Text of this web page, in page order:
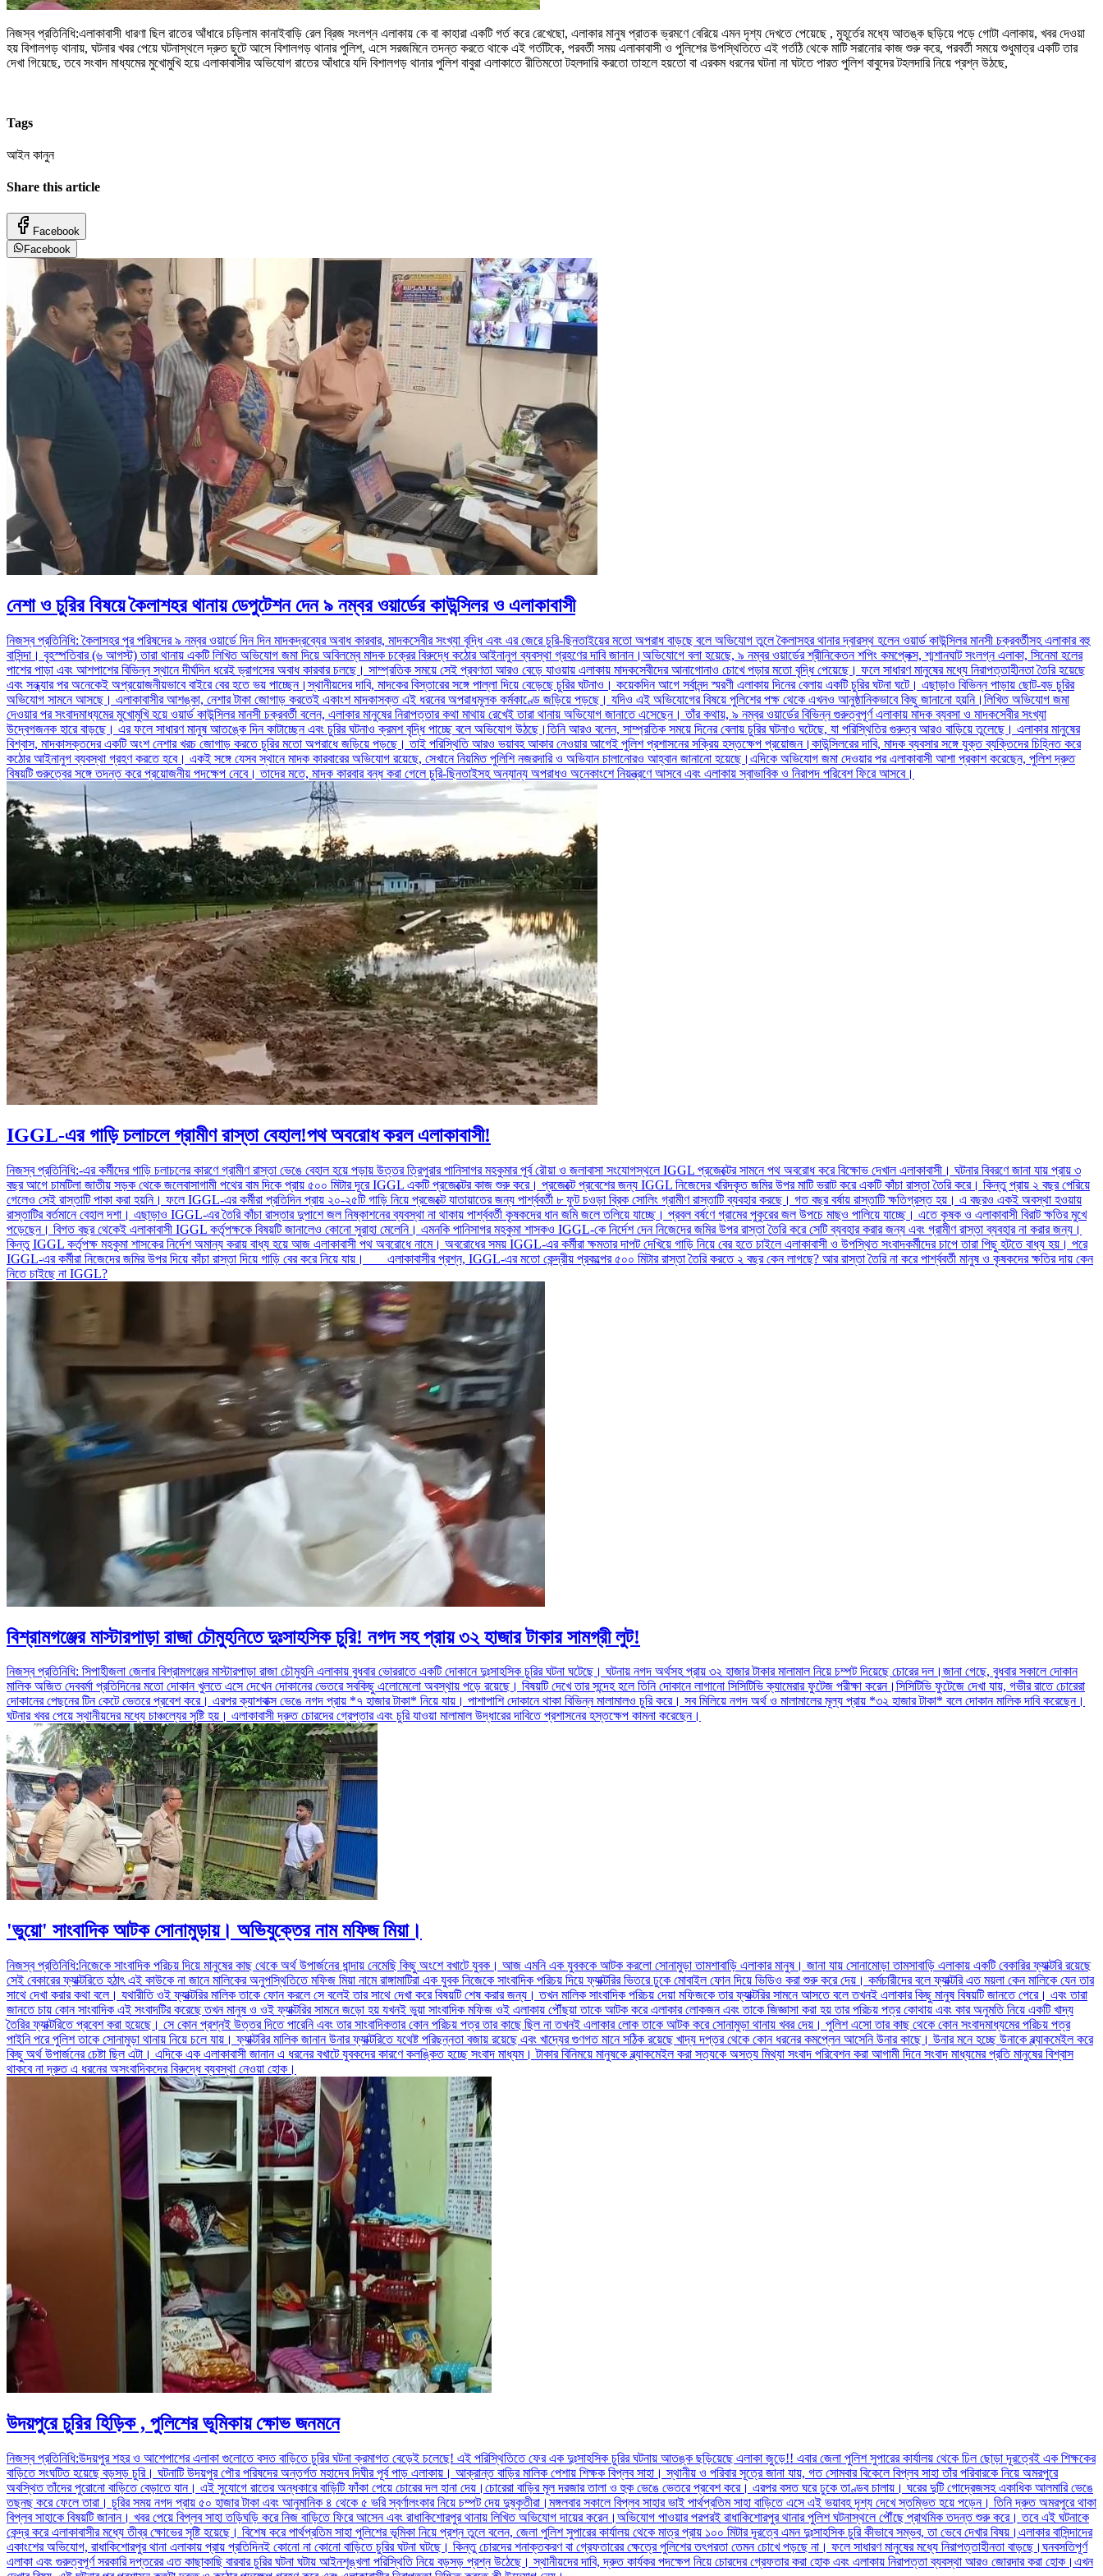
নিজস্ব প্রতিনিধি:এলাকাবাসী ধারণা ছিল রাতের আঁধারে চড়িলাম কানাইবাড়ি রেল ব্রিজ সংলগ্ন এলাকায় কে বা কাহারা একটি গর্ত করে রেখেছো, এলাকার মানুষ প্রাতক ভ্রমণে বেরিয়ে এমন দৃশ্য দেখতে পেয়েছে , মুহূর্তের মধ্যে আতঙ্ক ছড়িয়ে পড়ে গোটা এলাকায়, খবর দেওয়া
হয় বিশালগড় থানায়, ঘটনার খবর পেয়ে ঘটনাস্থলে দ্রুত ছুটে আসে বিশালগড় থানার পুলিশ, এসে সরজমিনে তদন্ত করতে থাকে এই গর্তটিকে, পরবর্তী সময় এলাকাবাসী ও পুলিশের উপস্থিতিতে এই গর্তঠি থেকে মাটি সরানোর কাজ শুরু করে, পরবর্তী সময়ে শুধুমাত্র একটি তার
দেখা গিয়েছে, তবে সংবাদ মাধ্যমের মুখোমুখি হয়ে এলাকাবাসীর অভিযোগ রাতের আঁধারে যদি বিশালগড় থানার পুলিশ বাবুরা এলাকাতে রীতিমতো টহলদারি করতো তাহলে হয়তো বা এরকম ধরনের ঘটনা না ঘটতে পারত পুলিশ বাবুদের টহলদারি নিয়ে প্রশ্ন উঠছে,
Tags
আইন কানুন
Share this article
Facebook
Facebook
নেশা ও চুরির বিষয়ে কৈলাশহর থানায় ডেপুটেশন দেন ৯ নম্বর ওয়ার্ডের কাউন্সিলর ও এলাকাবাসী
নিজস্ব প্রতিনিধি: কৈলাসহর পুর পরিষদের ৯ নম্বর ওয়ার্ডে দিন দিন মাদকদ্রব্যের অবাধ কারবার, মাদকসেবীর সংখ্যা বৃদ্ধি এবং এর জেরে চুরি-ছিনতাইয়ের মতো অপরাধ বাড়ছে বলে অভিযোগ তুলে কৈলাসহর থানার দ্বারস্থ হলেন ওয়ার্ড কাউন্সিলর মানসী চক্রবর্তীসহ এলাকার বহু
বাসিন্দা। বৃহস্পতিবার (৬ আগস্ট) তারা থানায় একটি লিখিত অভিযোগ জমা দিয়ে অবিলম্বে মাদক চক্রের বিরুদ্ধে কঠোর আইনানুগ ব্যবস্থা গ্রহণের দাবি জানান।অভিযোগে বলা হয়েছে, ৯ নম্বর ওয়ার্ডের শ্রীনিকেতন শপিং কমপ্লেক্স, শ্মশানঘাট সংলগ্ন এলাকা, সিনেমা হলের
পাশের পাড়া এবং আশপাশের বিভিন্ন স্থানে দীর্ঘদিন ধরেই ড্রাগসের অবাধ কারবার চলছে। সাম্প্রতিক সময়ে সেই প্রবণতা আরও বেড়ে যাওয়ায় এলাকায় মাদকসেবীদের আনাগোনাও চোখে পড়ার মতো বৃদ্ধি পেয়েছে। ফলে সাধারণ মানুষের মধ্যে নিরাপত্তাহীনতা তৈরি হয়েছে
এবং সন্ধ্যার পর অনেকেই অপ্রয়োজনীয়ভাবে বাইরে বের হতে ভয় পাচ্ছেন।স্থানীয়দের দাবি, মাদকের বিস্তারের সঙ্গে পাল্লা দিয়ে বেড়েছে চুরির ঘটনাও। কয়েকদিন আগে সর্বানন্দ স্মরণী এলাকায় দিনের বেলায় একটি চুরির ঘটনা ঘটে। এছাড়াও বিভিন্ন পাড়ায় ছোট-বড় চুরির
অভিযোগ সামনে আসছে। এলাকাবাসীর আশঙ্কা, নেশার টাকা জোগাড় করতেই একাংশ মাদকাসক্ত এই ধরনের অপরাধমূলক কর্মকাণ্ডে জড়িয়ে পড়ছে। যদিও এই অভিযোগের বিষয়ে পুলিশের পক্ষ থেকে এখনও আনুষ্ঠানিকভাবে কিছু জানানো হয়নি।লিখিত অভিযোগ জমা
দেওয়ার পর সংবাদমাধ্যমের মুখোমুখি হয়ে ওয়ার্ড কাউন্সিলর মানসী চক্রবর্তী বলেন, এলাকার মানুষের নিরাপত্তার কথা মাথায় রেখেই তারা থানায় অভিযোগ জানাতে এসেছেন। তাঁর কথায়, ৯ নম্বর ওয়ার্ডের বিভিন্ন গুরুত্বপূর্ণ এলাকায় মাদক ব্যবসা ও মাদকসেবীর সংখ্যা
উদ্বেগজনক হারে বাড়ছে। এর ফলে সাধারণ মানুষ আতঙ্কে দিন কাটাচ্ছেন এবং চুরির ঘটনাও ক্রমশ বৃদ্ধি পাচ্ছে বলে অভিযোগ উঠছে।তিনি আরও বলেন, সাম্প্রতিক সময়ে দিনের বেলায় চুরির ঘটনাও ঘটেছে, যা পরিস্থিতির গুরুত্ব আরও বাড়িয়ে তুলেছে। এলাকার মানুষের
বিশ্বাস, মাদকাসক্তদের একটি অংশ নেশার খরচ জোগাড় করতে চুরির মতো অপরাধে জড়িয়ে পড়ছে। তাই পরিস্থিতি আরও ভয়াবহ আকার নেওয়ার আগেই পুলিশ প্রশাসনের সক্রিয় হস্তক্ষেপ প্রয়োজন।কাউন্সিলরের দাবি, মাদক ব্যবসার সঙ্গে যুক্ত ব্যক্তিদের চিহ্নিত করে
কঠোর আইনানুগ ব্যবস্থা গ্রহণ করতে হবে। একই সঙ্গে যেসব স্থানে মাদক কারবারের অভিযোগ রয়েছে, সেখানে নিয়মিত পুলিশি নজরদারি ও অভিযান চালানোরও আহ্বান জানানো হয়েছে।এদিকে অভিযোগ জমা দেওয়ার পর এলাকাবাসী আশা প্রকাশ করেছেন, পুলিশ দ্রুত
বিষয়টি গুরুত্বের সঙ্গে তদন্ত করে প্রয়োজনীয় পদক্ষেপ নেবে। তাদের মতে, মাদক কারবার বন্ধ করা গেলে চুরি-ছিনতাইসহ অন্যান্য অপরাধও অনেকাংশে নিয়ন্ত্রণে আসবে এবং এলাকায় স্বাভাবিক ও নিরাপদ পরিবেশ ফিরে আসবে।
IGGL-এর গাড়ি চলাচলে গ্রামীণ রাস্তা বেহাল!পথ অবরোধ করল এলাকাবাসী!
নিজস্ব প্রতিনিধি:-এর কর্মীদের গাড়ি চলাচলের কারণে গ্রামীণ রাস্তা ভেঙে বেহাল হয়ে পড়ায় উত্তর ত্রিপুরার পানিসাগর মহকুমার পূর্ব রৌয়া ও জলাবাসা সংযোগস্থলে IGGL প্রজেক্টের সামনে পথ অবরোধ করে বিক্ষোভ দেখাল এলাকাবাসী। ঘটনার বিবরণে জানা যায় প্রায় ৩
বছর আগে চামটিলা জাতীয় সড়ক থেকে জলেবাসাগামী পথের বাম দিকে প্রায় ৫০০ মিটার দূরে IGGL একটি প্রজেক্টের কাজ শুরু করে। প্রজেক্টে প্রবেশের জন্য IGGL নিজেদের খরিদকৃত জমির উপর মাটি ভরাট করে একটি কাঁচা রাস্তা তৈরি করে। কিন্তু প্রায় ২ বছর পেরিয়ে
গেলেও সেই রাস্তাটি পাকা করা হয়নি। ফলে IGGL-এর কর্মীরা প্রতিদিন প্রায় ২০-২৫টি গাড়ি নিয়ে প্রজেক্টে যাতায়াতের জন্য পার্শ্ববর্তী ৮ ফুট চওড়া ব্রিক সোলিং গ্রামীণ রাস্তাটি ব্যবহার করছে। গত বছর বর্ষায় রাস্তাটি ক্ষতিগ্রস্ত হয়। এ বছরও একই অবস্থা হওয়ায়
রাস্তাটির বর্তমানে বেহাল দশা। এছাড়াও IGGL-এর তৈরি কাঁচা রাস্তার দুপাশে জল নিষ্কাশনের ব্যবস্থা না থাকায় পার্শ্ববর্তী কৃষকদের ধান জমি জলে তলিয়ে যাচ্ছে। প্রবল বর্ষণে গ্রামের পুকুরের জল উপচে মাছও পালিয়ে যাচ্ছে। এতে কৃষক ও এলাকাবাসী বিরাট ক্ষতির মুখে
পড়েছেন। বিগত বছর থেকেই এলাকাবাসী IGGL কর্তৃপক্ষকে বিষয়টি জানালেও কোনো সুরাহা মেলেনি। এমনকি পানিসাগর মহকুমা শাসকও IGGL-কে নির্দেশ দেন নিজেদের জমির উপর রাস্তা তৈরি করে সেটি ব্যবহার করার জন্য এবং গ্রামীণ রাস্তা ব্যবহার না করার জন্য।
কিন্তু IGGL কর্তৃপক্ষ মহকুমা শাসকের নির্দেশ অমান্য করায় বাধ্য হয়ে আজ এলাকাবাসী পথ অবরোধে নামে। অবরোধের সময় IGGL-এর কর্মীরা ক্ষমতার দাপট দেখিয়ে গাড়ি নিয়ে বের হতে চাইলে এলাকাবাসী ও উপস্থিত সংবাদকর্মীদের চাপে তারা পিছু হটতে বাধ্য হয়। পরে
IGGL-এর কর্মীরা নিজেদের জমির উপর দিয়ে কাঁচা রাস্তা দিয়ে গাড়ি বের করে নিয়ে যায়। এলাকাবাসীর প্রশ্ন, IGGL-এর মতো কেন্দ্রীয় প্রকল্পের ৫০০ মিটার রাস্তা তৈরি করতে ২ বছর কেন লাগছে? আর রাস্তা তৈরি না করে পার্শ্ববর্তী মানুষ ও কৃষকদের ক্ষতির দায় কেন
নিতে চাইছে না IGGL?
বিশ্রামগঞ্জের মাস্টারপাড়া রাজা চৌমুহনিতে দুঃসাহসিক চুরি! নগদ সহ প্রায় ৩২ হাজার টাকার সামগ্রী লুট!
নিজস্ব প্রতিনিধি: সিপাহীজলা জেলার বিশ্রামগঞ্জের মাস্টারপাড়া রাজা চৌমুহনি এলাকায় বুধবার ভোররাতে একটি দোকানে দুঃসাহসিক চুরির ঘটনা ঘটেছে। ঘটনায় নগদ অর্থসহ প্রায় ৩২ হাজার টাকার মালামাল নিয়ে চম্পট দিয়েছে চোরের দল।জানা গেছে, বুধবার সকালে দোকান
মালিক অজিত দেববর্মা প্রতিদিনের মতো দোকান খুলতে এসে দেখেন দোকানের ভেতরে সবকিছু এলোমেলো অবস্থায় পড়ে রয়েছে। বিষয়টি দেখে তার সন্দেহ হলে তিনি দোকানে লাগানো সিসিটিভি ক্যামেরার ফুটেজ পরীক্ষা করেন।সিসিটিভি ফুটেজে দেখা যায়, গভীর রাতে চোরেরা
দোকানের পেছনের টিন কেটে ভেতরে প্রবেশ করে। এরপর ক্যাশবাক্স ভেঙে নগদ প্রায় *৭ হাজার টাকা* নিয়ে যায়। পাশাপাশি দোকানে থাকা বিভিন্ন মালামালও চুরি করে। সব মিলিয়ে নগদ অর্থ ও মালামালের মূল্য প্রায় *৩২ হাজার টাকা* বলে দোকান মালিক দাবি করেছেন।
ঘটনার খবর পেয়ে স্থানীয়দের মধ্যে চাঞ্চল্যের সৃষ্টি হয়। এলাকাবাসী দ্রুত চোরদের গ্রেপ্তার এবং চুরি যাওয়া মালামাল উদ্ধারের দাবিতে প্রশাসনের হস্তক্ষেপ কামনা করেছেন।
'ভুয়ো' সাংবাদিক আটক সোনামুড়ায়। অভিযুক্তের নাম মফিজ মিয়া।
নিজস্ব প্রতিনিধি:নিজেকে সাংবাদিক পরিচয় দিয়ে মানুষের কাছ থেকে অর্থ উপার্জনের ধান্দায় নেমেছি কিছু অংশে বখাটে যুবক। আজ এমনি এক যুবককে আটক করলো সোনামুড়া তামশাবাড়ি এলাকার মানুষ। জানা যায় সোনামোড়া তামসাবাড়ি এলাকায় একটি বেকারির ফ্যাক্টরি রয়েছে
সেই বেকারের ফ্যাক্টরিতে হঠাৎ এই কাউকে না জানে মালিকের অনুপস্থিতিতে মফিজ মিয়া নামে রাঙ্গামাটিরা এক যুবক নিজেকে সাংবাদিক পরিচয় দিয়ে ফ্যাক্টরির ভিতরে ঢুকে মোবাইল ফোন দিয়ে ভিডিও করা শুরু করে দেয়। কর্মচারীদের বলে ফ্যাক্টরি এত ময়লা কেন মালিকে যেন তার
সাথে দেখা করার কথা বলে। যথারীতি ওই ফ্যাক্টরির মালিক তাকে ফোন করলে সে বলেই তার সাথে দেখা করে বিষয়টি শেষ করার জন্য। তখন মালিক সাংবাদিক পরিচয় দেয়া মফিজকে তার ফ্যাক্টরির সামনে আসতে বলে তখনই এলাকার কিছু মানুষ বিষয়টি জানতে পেরে। এবং তারা
জানতে চায় কোন সাংবাদিক এই সংবাদটির করেছে তখন মানুষ ও ওই ফ্যাক্টরির সামনে জড়ো হয় যখনই ভুয়া সাংবাদিক মফিজ ওই এলাকায় পৌঁছয়া তাকে আটক করে এলাকার লোকজন এবং তাকে জিজ্ঞাসা করা হয় তার পরিচয় পত্র কোথায় এবং কার অনুমতি নিয়ে একটি খাদ্য
তৈরির ফ্যাক্টরিতে প্রবেশ করা হয়েছে। সে কোন প্রশ্নই উত্তর দিতে পারেনি এবং তার সাংবাদিকতার কোন পরিচয় পত্র তার কাছে ছিল না তখনই এলাকার লোক তাকে আটক করে সোনামুড়া থানায় খবর দেয়। পুলিশ এসো তার কাছ থেকে কোন সংবাদমাধ্যমের পরিচয় পত্র
পাইনি পরে পুলিশ তাকে সোনামুড়া থানায় নিয়ে চলে যায়। ফ্যাক্টরির মালিক জানান উনার ফ্যাক্টরিতে যথেষ্ট পরিছন্নতা বজায় রয়েছে এবং খাদ্যের গুণগত মানে সঠিক রয়েছে খাদ্য দপ্তর থেকে কোন ধরনের কমপ্লেন আসেনি উনার কাছে। উনার মনে হচ্ছে উনাকে ব্ল্যাকমেইল করে
কিছু অর্থ উপার্জনের চেষ্টা ছিল এটা। এদিকে এক এলাকাবাসী জানান এ ধরনের বখাটে যুবকদের কারণে কলঙ্কিত হচ্ছে সংবাদ মাধ্যম। টাকার বিনিময়ে মানুষকে ব্ল্যাকমেইল করা সত্যকে অসত্য মিথ্যা সংবাদ পরিবেশন করা আগামী দিনে সংবাদ মাধ্যমের প্রতি মানুষের বিশ্বাস
থাকবে না দ্রুত এ ধরনের অসংবাদিকদের বিরুদ্ধে ব্যবস্থা নেওয়া হোক।
উদয়পুরে চুরির হিড়িক , পুলিশের ভূমিকায় ক্ষোভ জনমনে
নিজস্ব প্রতিনিধি:উদয়পুর শহর ও আশেপাশের এলাকা গুলোতে বসত বাড়িতে চুরির ঘটনা ক্রমাগত বেড়েই চলেছে! এই পরিস্থিতিতে ফের এক দুঃসাহসিক চুরির ঘটনায় আতঙ্ক ছড়িয়েছে এলাকা জুড়ে!! এবার জেলা পুলিশ সুপারের কার্যালয় থেকে ঢিল ছোড়া দূরত্বেই এক শিক্ষকের
বাড়িতে সংঘটিত হয়েছে বড়সড় চুরি। ঘটনাটি উদয়পুর পৌর পরিষদের অন্তর্গত মহাদেব দিঘীর পূর্ব পাড় এলাকায়। আক্রান্ত বাড়ির মালিক পেশায় শিক্ষক বিপ্লব সাহা। স্থানীয় ও পরিবার সূত্রে জানা যায়, গত সোমবার বিকেলে বিপ্লব সাহা তাঁর পরিবারকে নিয়ে অমরপুরে
অবস্থিত তাঁদের পুরোনো বাড়িতে বেড়াতে যান। এই সুযোগে রাতের অন্ধকারে বাড়িটি ফাঁকা পেয়ে চোরের দল হানা দেয়।চোরেরা বাড়ির মূল দরজার তালা ও হুক ভেঙে ভেতরে প্রবেশ করে। এরপর বসত ঘরে ঢুকে তাণ্ডব চালায়। ঘরের দুটি গোদ্রেজসহ একাধিক আলমারি ভেঙে
তছনছ করে ফেলে তারা। চুরির সময় নগদ প্রায় ৫০ হাজার টাকা এবং আনুমানিক ৪ থেকে ৫ ভরি স্বর্ণালংকার নিয়ে চম্পট দেয় দুষ্কৃতীরা।মঙ্গলবার সকালে বিপ্লব সাহার ভাই পার্থপ্রতিম সাহা বাড়িতে এসে এই ভয়াবহ দৃশ্য দেখে স্তম্ভিত হয়ে পড়েন। তিনি দ্রুত অমরপুরে থাকা
বিপ্লব সাহাকে বিষয়টি জানান। খবর পেয়ে বিপ্লব সাহা তড়িঘড়ি করে নিজ বাড়িতে ফিরে আসেন এবং রাধাকিশোরপুর থানায় লিখিত অভিযোগ দায়ের করেন।অভিযোগ পাওয়ার পরপরই রাধাকিশোরপুর থানার পুলিশ ঘটনাস্থলে পৌঁছে প্রাথমিক তদন্ত শুরু করে। তবে এই ঘটনাকে
কেন্দ্র করে এলাকাবাসীর মধ্যে তীব্র ক্ষোভের সৃষ্টি হয়েছে। বিশেষ করে পার্থপ্রতিম সাহা পুলিশের ভূমিকা নিয়ে প্রশ্ন তুলে বলেন, জেলা পুলিশ সুপারের কার্যালয় থেকে মাত্র প্রায় ১০০ মিটার দূরত্বে এমন দুঃসাহসিক চুরি কীভাবে সম্ভব, তা ভেবে দেখার বিষয়।এলাকার বাসিন্দাদের
একাংশের অভিযোগ, রাধাকিশোরপুর থানা এলাকায় প্রায় প্রতিদিনই কোনো না কোনো বাড়িতে চুরির ঘটনা ঘটছে। কিন্তু চোরদের শনাক্তকরণ বা গ্রেফতারের ক্ষেত্রে পুলিশের তৎপরতা তেমন চোখে পড়ছে না। ফলে সাধারণ মানুষের মধ্যে নিরাপত্তাহীনতা বাড়ছে।ঘনবসতিপূর্ণ
এলাকা এবং গুরুত্বপূর্ণ সরকারি দপ্তরের এত কাছাকাছি বারবার চুরির ঘটনা ঘটায় আইনশৃঙ্খলা পরিস্থিতি নিয়ে বড়সড় প্রশ্ন উঠেছে। স্থানীয়দের দাবি, দ্রুত কার্যকর পদক্ষেপ নিয়ে চোরদের গ্রেফতার করা হোক এবং এলাকায় নিরাপত্তা ব্যবস্থা আরও জোরদার করা হোক।এখন